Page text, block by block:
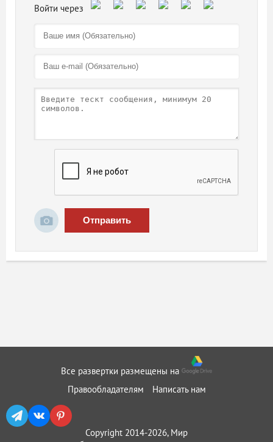
Отправить
Все развертки размещены на
Правообладателям
Написать нам
Copyright 2014-2026, Мир